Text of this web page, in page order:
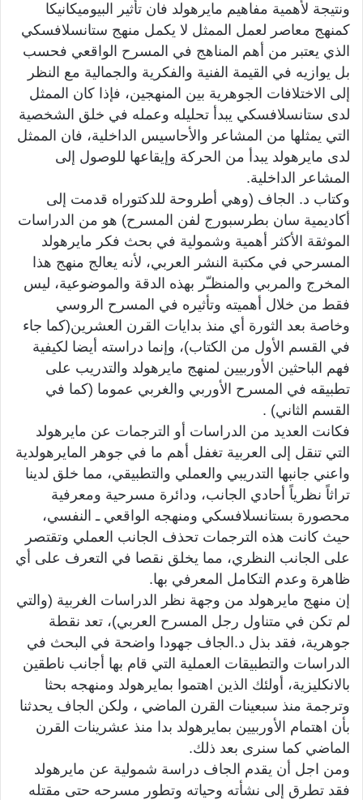
ونتيجة لأهمية مفاهيم مايرهولد فان تأثير البيوميكانيكا
كمنهج معاصر لعمل الممثل لا يكمل منهج ستانسلافسكي
الذي يعتبر من أهم المناهج في المسرح الواقعي فحسب
بل يوازيه في القيمة الفنية والفكرية والجمالية مع النظر
إلى الاختلافات الجوهرية بين المنهجين، فإذا كان الممثل
لدى ستانسلافسكي يبدأ تحليله وعمله في خلق الشخصية
التي يمثلها من المشاعر والأحاسيس الداخلية، فان الممثل
لدى مايرهولد يبدأ من الحركة وإيقاعها للوصول إلى
المشاعر الداخلية.
وكتاب د. الجاف (وهي أطروحة للدكتوراه قدمت إلى
أكاديمية سان بطرسبورج لفن المسرح) هو من الدراسات
الموثقة الأكثر أهمية وشمولية في بحث فكر مايرهولد
المسرحي في مكتبة النشر العربي، لأنه يعالج منهج هذا
المخرج والمربي والمنظـّر بهذه الدقة والموضوعية، ليس
فقط من خلال أهميته وتأثيره في المسرح الروسي
وخاصة بعد الثورة أي منذ بدايات القرن العشرين(كما جاء
في القسم الأول من الكتاب)، وإنما دراسته أيضا لكيفية
فهم الباحثين الأوربيين لمنهج مايرهولد والتدريب على
تطبيقه في المسرح الأوربي والغربي عموما (كما في
القسم الثاني) .
فكانت العديد من الدراسات أو الترجمات عن مايرهولد
التي تنقل إلى العربية تغفل أهم ما في جوهر المايرهولدية
واعني جانبها التدريبي والعملي والتطبيقي، مما خلق لدينا
تراثاً نظرياً أحادي الجانب، ودائرة مسرحية ومعرفية
محصورة بستانسلافسكي ومنهجه الواقعي ـ النفسي،
حيث كانت هذه الترجمات تحذف الجانب العملي وتقتصر
على الجانب النظري، مما يخلق نقصا في التعرف على أي
ظاهرة وعدم التكامل المعرفي بها.
إن منهج مايرهولد من وجهة نظر الدراسات الغربية (والتي
لم تكن في متناول رجل المسرح العربي)، تعد نقطة
جوهرية، فقد بذل د.الجاف جهودا واضحة في البحث في
الدراسات والتطبيقات العملية التي قام بها أجانب ناطقين
بالانكليزية، أولئك الذين اهتموا بمايرهولد ومنهجه بحثا
وترجمة منذ سبعينات القرن الماضي ، ولكن الجاف يحدثنا
بأن اهتمام الأوربيين بمايرهولد بدا منذ عشرينات القرن
الماضي كما سنرى بعد ذلك.
ومن اجل أن يقدم الجاف دراسة شمولية عن مايرهولد
فقد تطرق إلى نشأته وحياته وتطور مسرحه حتى مقتله